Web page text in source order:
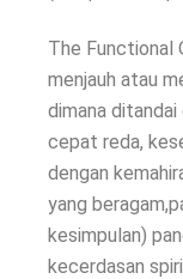
The Functional
menjauh atau
dimana
cepat reda,
dengan
yang
kesimpulan)
kecerdasan